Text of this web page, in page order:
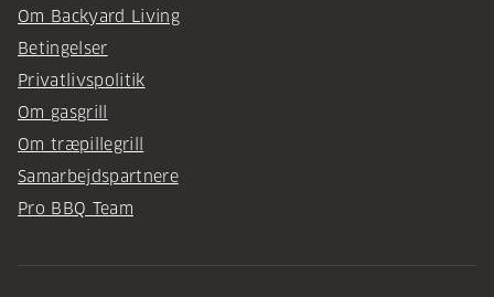
Om Backyard Living
Betingelser
Privatlivspolitik
Om gasgrill
Om træpillegrill
Samarbejdspartnere
Pro BBQ Team